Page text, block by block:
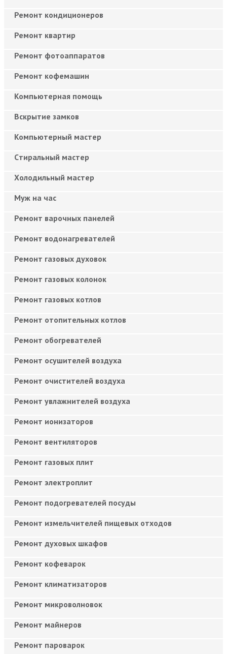
Ремонт кондиционеров
Ремонт квартир
Ремонт фотоаппаратов
Ремонт кофемашин
Компьютерная помощь
Вскрытие замков
Компьютерный мастер
Cтиральный мастер
Холодильный мастер
Муж на час
Ремонт варочных панелей
Ремонт водонагревателей
Ремонт газовых духовок
Ремонт газовых колонок
Ремонт газовых котлов
Ремонт отопительных котлов
Ремонт обогревателей
Ремонт осушителей воздуха
Ремонт очистителей воздуха
Ремонт увлажнителей воздуха
Ремонт ионизаторов
Ремонт вентиляторов
Ремонт газовых плит
Ремонт электроплит
Ремонт подогревателей посуды
Ремонт измельчителей пищевых отходов
Ремонт духовых шкафов
Ремонт кофеварок
Ремонт климатизаторов
Ремонт микроволновок
Ремонт майнеров
Ремонт пароварок